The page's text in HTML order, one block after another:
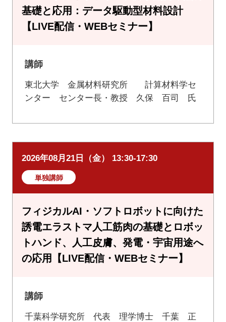
基礎と応用：データ駆動型材料設計
【LIVE配信・WEBセミナー】
講師
東北大学 金属材料研究所 計算材料学セ
ンター センター長・教授 久保 百司 氏
2026年08月21日（金） 13:30-17:30
単独講師
フィジカルAI・ソフトロボットに向けた
誘電エラストマ人工筋肉の基礎とロボッ
トハンド、人工皮膚、発電・宇宙用途へ
の応用【LIVE配信・WEBセミナー】
講師
千葉科学研究所 代表 理学博士 千葉 正